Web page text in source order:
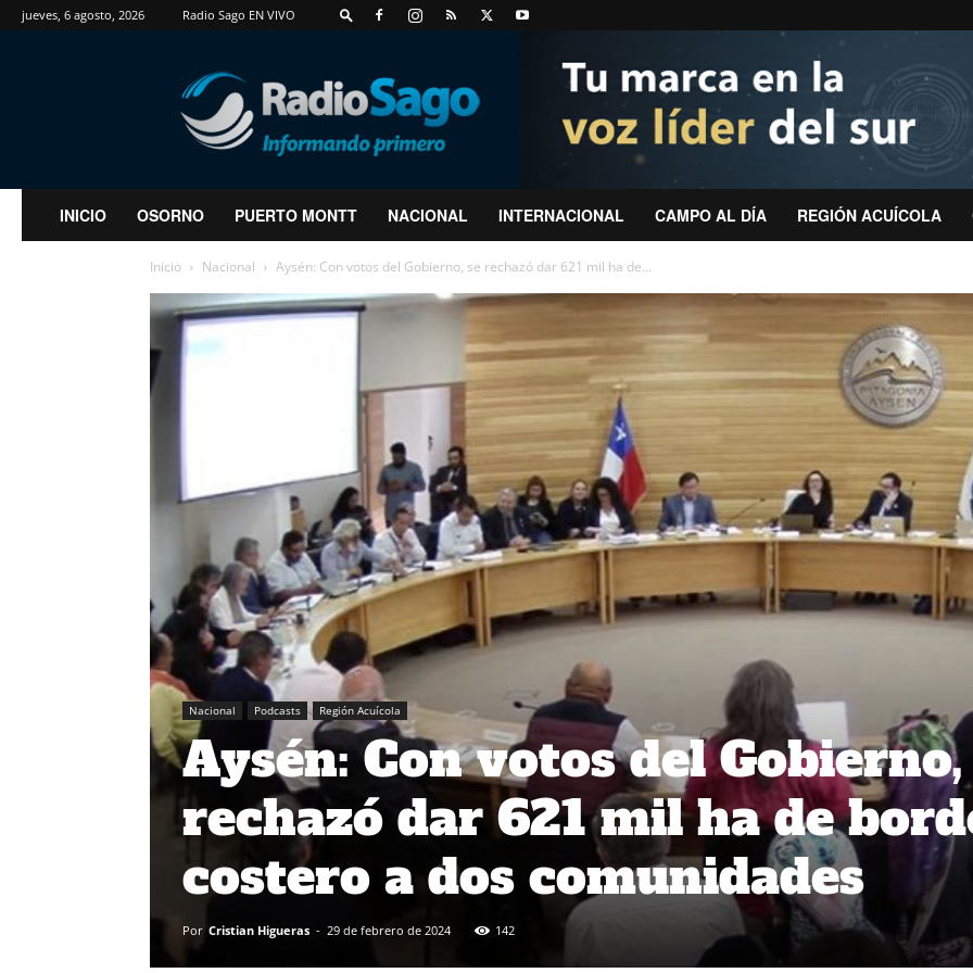
jueves, 6 agosto, 2026 Radio Sago EN VIVO
RadioSago
INICIO OSORNO PUERTO MONTT NACIONAL INTERNACIONAL CAMPO AL DÍA REGIÓN ACUÍCOLA
Inicio Nacional Aysén: Con votos del Gobierno, se rechazó dar 621 mil ha de...
Nacional Podcasts Región Acuícola
Aysén: Con votos del Gobierno,
rechazó dar 621 mil ha de
costero a dos comunidades
Por Cristian Higueras - 29 de febrero de 2024 142